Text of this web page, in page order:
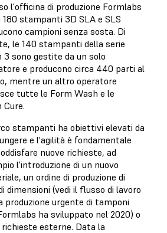
l'officina di produzione Formlabs
180 stampanti 3D SLA e SLS
campioni senza sosta. Di
le 140 stampanti della serie
3 sono gestite da un solo
e producono circa 440 parti al
mentre un altro operatore
tutte le Form Wash e le
Cure.
stampanti ha obiettivi elevati da
e l'agilità è fondamentale
nuove richieste, ad
l'introduzione di un nuovo
un ordine di produzione di
dimensioni (vedi il flusso di lavoro
produzione urgente di tamponi
ha sviluppato nel 2020) o
esterne. Data la